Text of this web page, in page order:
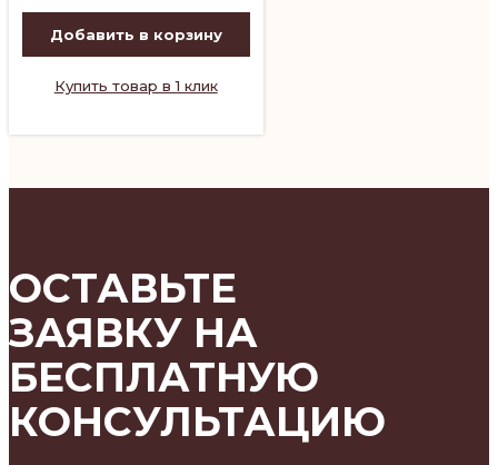
Добавить в корзину
Купить товар в 1 клик
ОСТАВЬТЕ
ЗАЯВКУ НА
БЕСПЛАТНУЮ
КОНСУЛЬТАЦИЮ